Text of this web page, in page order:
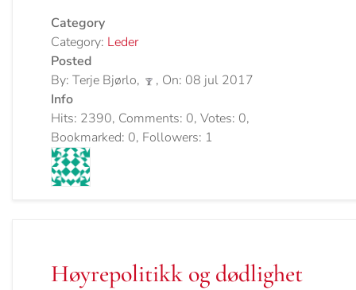
Category
Category: Leder
Posted
By: Terje Bjørlo,
, On: 08 jul 2017
Info
Hits: 2390, Comments: 0, Votes: 0,
Bookmarked: 0, Followers: 1
Høyrepolitikk og dødlighet